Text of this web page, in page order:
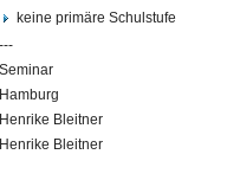
keine primäre Schulstufe
---
Seminar
Hamburg
Henrike Bleitner
Henrike Bleitner